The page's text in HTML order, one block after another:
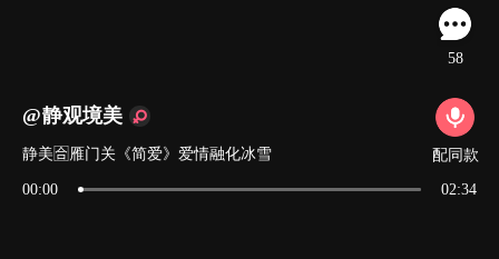
@静观境美
静美🈴雁门关《简爱》爱情融化冰雪
00:00 02:34
58
配同款